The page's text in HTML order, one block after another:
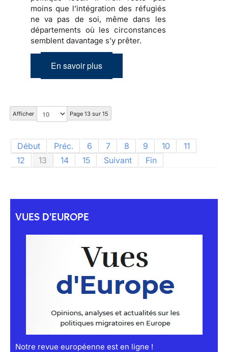
moins que l’intégration des réfugiés
ne va pas de soi, même dans les
départements où les circonstances
semblent davantage s’y prêter.
En savoir plus
Afficher Page 13 sur 15
Début Préc. 6 7 8 9 10
11
12
13 14 15 Suivant Fin
VUES D'EUROPE
Notre revue européenne est en ligne !